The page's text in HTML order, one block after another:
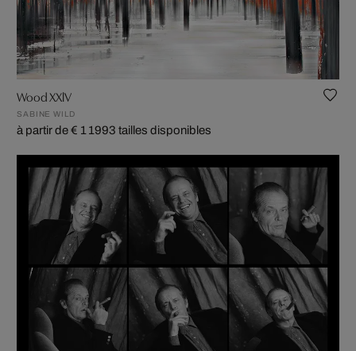
Wood XXlV
SABINE WILD
à partir de € 1 1993 tailles disponibles